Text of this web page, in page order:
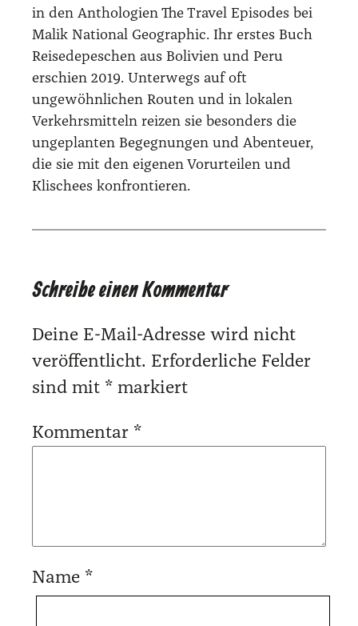
in den Anthologien The Travel Epi‌sodes bei
Malik National Geo‌graphic. Ihr erstes Buch
Reisedepeschen aus Bolivien und Peru
er‌schien 2019. Unterwegs auf oft
ungewöhnlichen Routen und in lokalen
Verkehrsmitteln reizen sie besonders die
ungeplanten Begegnungen und Abenteuer,
die sie mit den eigenen Vor‌ur‌teilen und
Klischees konfrontieren.
Schreibe einen Kommentar
Deine E-Mail-Adresse wird nicht
veröffentlicht. Erforderliche Felder
sind mit * markiert
Kommentar *
Name *